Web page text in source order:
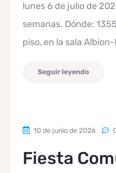
lunes 6 de julio de
semanas. Dónde:
piso, en la sala
Seguir leyendo
10 de junio de 2026
Fiesta